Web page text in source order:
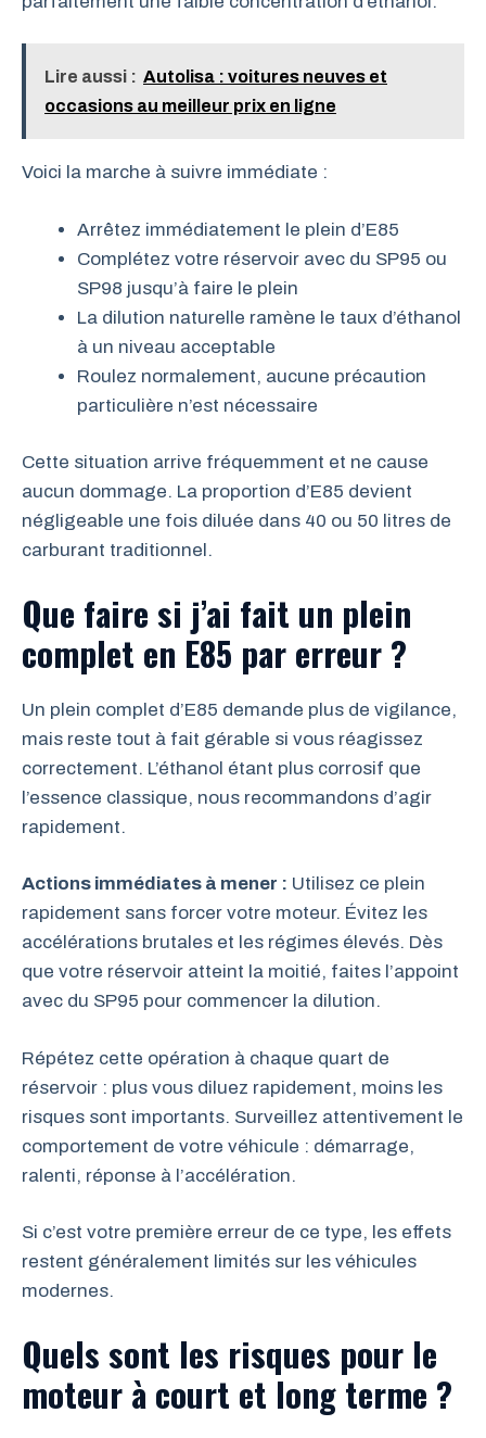
Lire aussi : Autolisa : voitures neuves et
occasions au meilleur prix en ligne
Voici la marche à suivre immédiate :
Arrêtez immédiatement le plein d’E85
Complétez votre réservoir avec du SP95 ou
SP98 jusqu’à faire le plein
La dilution naturelle ramène le taux d’éthanol
à un niveau acceptable
Roulez normalement, aucune précaution
particulière n’est nécessaire
Cette situation arrive fréquemment et ne cause
aucun dommage. La proportion d’E85 devient
négligeable une fois diluée dans 40 ou 50 litres de
carburant traditionnel.
Que faire si j’ai fait un plein
complet en E85 par erreur ?
Un plein complet d’E85 demande plus de vigilance,
mais reste tout à fait gérable si vous réagissez
correctement. L’éthanol étant plus corrosif que
l’essence classique, nous recommandons d’agir
rapidement.
Actions immédiates à mener : Utilisez ce plein
rapidement sans forcer votre moteur. Évitez les
accélérations brutales et les régimes élevés. Dès
que votre réservoir atteint la moitié, faites l’appoint
avec du SP95 pour commencer la dilution.
Répétez cette opération à chaque quart de
réservoir : plus vous diluez rapidement, moins les
risques sont importants. Surveillez attentivement le
comportement de votre véhicule : démarrage,
ralenti, réponse à l’accélération.
Si c’est votre première erreur de ce type, les effets
restent généralement limités sur les véhicules
modernes.
Quels sont les risques pour le
moteur à court et long terme ?